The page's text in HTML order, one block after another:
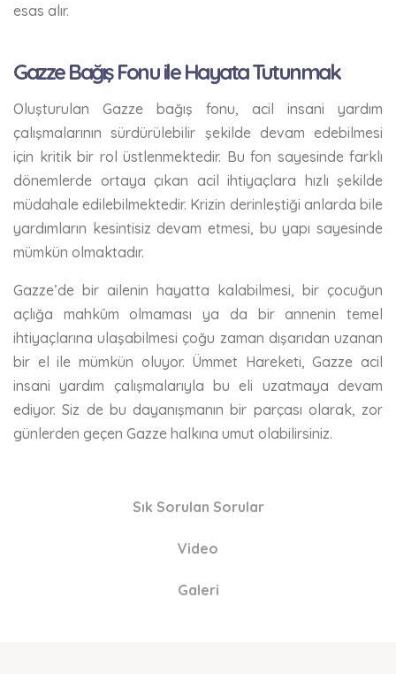
esas alır.
Gazze Bağış Fonu ile Hayata Tutunmak
Oluşturulan Gazze bağış fonu, acil insani yardım
çalışmalarının sürdürülebilir şekilde devam edebilmesi
için kritik bir rol üstlenmektedir. Bu fon sayesinde farklı
dönemlerde ortaya çıkan acil ihtiyaçlara hızlı şekilde
müdahale edilebilmektedir. Krizin derinleştiği anlarda bile
yardımların kesintisiz devam etmesi, bu yapı sayesinde
mümkün olmaktadır.
Gazze’de bir ailenin hayatta kalabilmesi, bir çocuğun
açlığa mahkûm olmaması ya da bir annenin temel
ihtiyaçlarına ulaşabilmesi çoğu zaman dışarıdan uzanan
bir el ile mümkün oluyor. Ümmet Hareketi, Gazze acil
insani yardım çalışmalarıyla bu eli uzatmaya devam
ediyor. Siz de bu dayanışmanın bir parçası olarak, zor
günlerden geçen Gazze halkına umut olabilirsiniz.
Sık Sorulan Sorular
Video
Galeri